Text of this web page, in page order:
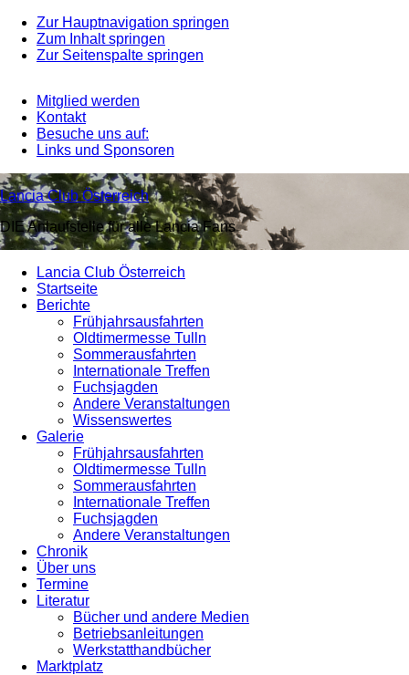
Zur Hauptnavigation springen
Zum Inhalt springen
Zur Seitenspalte springen
Mitglied werden
Kontakt
Besuche uns auf:
Links und Sponsoren
Lancia Club Österreich
DIE Anlaufstelle für alle Lancia Fans
Lancia Club Österreich
Startseite
Berichte
Frühjahrsausfahrten
Oldtimermesse Tulln
Sommerausfahrten
Internationale Treffen
Fuchsjagden
Andere Veranstaltungen
Wissenswertes
Galerie
Frühjahrsausfahrten
Oldtimermesse Tulln
Sommerausfahrten
Internationale Treffen
Fuchsjagden
Andere Veranstaltungen
Chronik
Über uns
Termine
Literatur
Bücher und andere Medien
Betriebsanleitungen
Werkstatthandbücher
Marktplatz